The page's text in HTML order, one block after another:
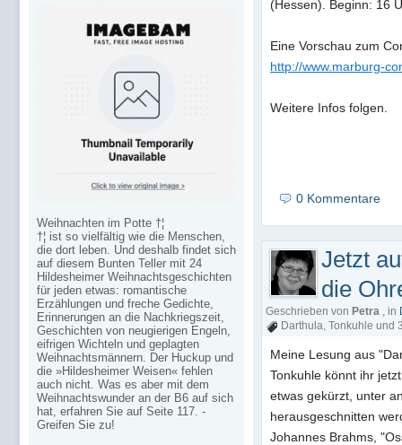
(Hessen). Beginn: 16
Eine Vorschau zum
http://www.marburg-
Weitere Infos folgen.
0 Kommentare
Jetzt
die
Geschrieben von Petra , in
Darthula, Tonkuhle und
Meine Lesung aus
Tonkuhle könnt ihr
etwas gekürzt, unter
herausgeschnitten
Johannes Brahms,
Weihnachten im Potte †¦
†¦ ist so vielfältig wie die Menschen,
die dort leben. Und deshalb findet sich
auf diesem Bunten Teller mit 24
Hildesheimer Weihnachtsgeschichten
für jeden etwas: romantische
Erzählungen und freche Gedichte,
Erinnerungen an die Nachkriegszeit,
Geschichten von neugierigen Engeln,
eifrigen Wichteln und geplagten
Weihnachtsmännern. Der Huckup und
die »Hildesheimer Weisen« fehlen
auch nicht. Was es aber mit dem
Weihnachtswunder an der B6 auf sich
hat, erfahren Sie auf Seite 117. -
Greifen Sie zu!